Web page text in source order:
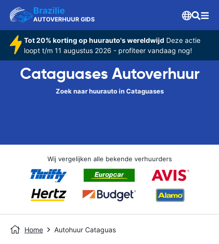
Brazilie
AUTOVERHUUR GIDS
Tot 20% korting op huurauto's wereldwijd Deze actie
loopt t/m 11 augustus 2026 - profiteer vandaag nog!
Cataguases Autoverhuur
Zoek naar huurauto in Cataguases
Wij vergelijken alle bekende verhuurders
Home Autohuur Cataguas